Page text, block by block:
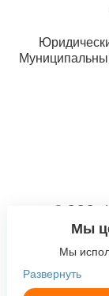
© ООО
Политика в
Согласие
Мы
Мы
"Яндекс.Метрика". Продолжая использовать наш
Развернуть